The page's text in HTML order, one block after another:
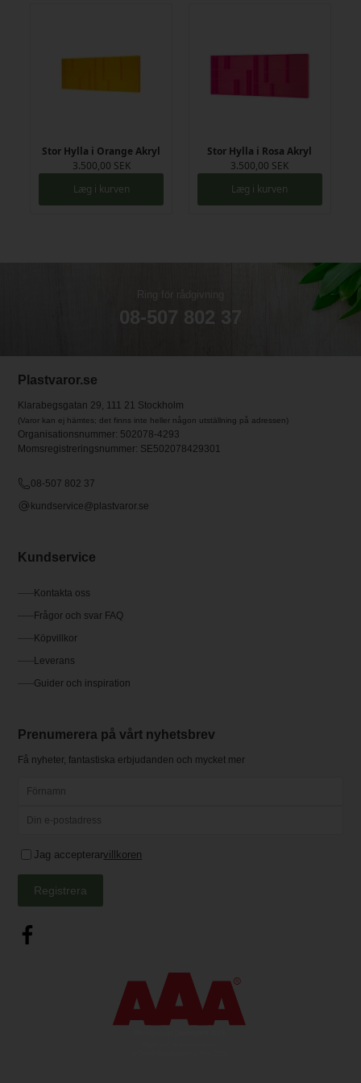
Stor Hylla i Orange Akryl
3.500,00 SEK
Læg i kurven
Stor Hylla i Rosa Akryl
3.500,00 SEK
Læg i kurven
Ring för rådgivning
08-507 802 37
Plastvaror.se
Klarabegsgatan 29, 111 21 Stockholm
(Varor kan ej hämtes; det finns inte heller någon utställning på adressen)
Organisationsnummer: 502078-4293
Momsregistreringsnummer: SE502078429301
08-507 802 37
kundservice@plastvaror.se
Kundservice
Kontakta oss
Frågor och svar FAQ
Köpvillkor
Leverans
Guider och inspiration
Prenumerera på vårt nyhetsbrev
Få nyheter, fantastiska erbjudanden och mycket mer
Jag accepterarvillkoren
Registrera